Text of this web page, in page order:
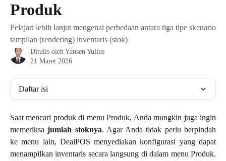
Produk
Pelajari lebih lanjut mengenai perbedaan antara tiga tipe skenario
tampilan (rendering) inventaris (stok)
Ditulis oleh Yansen Yulius
21 Maret 2026
Daftar isi
Saat mencari produk di menu Produk, Anda mungkin juga ingin
memeriksajumlah stoknya. Agar Anda tidak perlu berpindah
ke menu lain, DealPOS menyediakan konfigurasi yang dapat
menampilkan inventaris secara langsung di dalam menu Produk.